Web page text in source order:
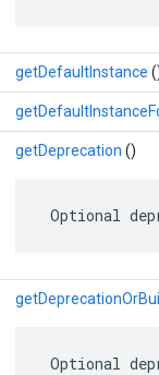
getDefaultInstance
getDeprecation ()
Optional
Optional